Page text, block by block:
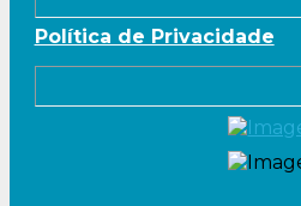
Política de Privacidade